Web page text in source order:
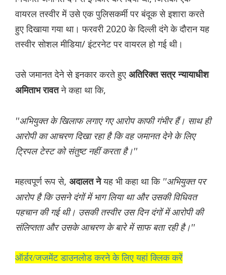
वायरल तस्वीर में उसे एक पुलिसकर्मी पर बंदूक से इशारा करते
हुए दिखाया गया था। फरवरी 2020 के दिल्ली दंगे के दौरान यह
तस्वीर सोशल मीडिया/ इंटरनेट पर वायरल हो गई थी।
उसे जमानत देने से इनकार करते हुए अतिरिक्त सत्र न्यायाधीश
अमिताभ रावतने कहा था कि,
''अभियुक्त के खिलाफ लगाए गए आरोप काफी गंभीर हैं। साथ ही
आरोपी का आचरण दिखा रहा है कि वह जमानत देने के लिए
ट्रिपल टेस्ट को संतुष्ट नहीं करता है।''
महत्वपूर्ण रूप से, अदालत नेयह भी कहा था कि ''अभियुक्त पर
आरोप है कि उसने दंगों में भाग लिया था और उसकी विधिवत
पहचान की गई थी। उसकी तस्वीर उस दिन दंगों में आरोपी की
संलिप्तता और उसके आचरण के बारे में साफ बता रही है।''
ऑर्डर/जजमेंट डाउनलोड करने के लिए यहां क्लिक करें